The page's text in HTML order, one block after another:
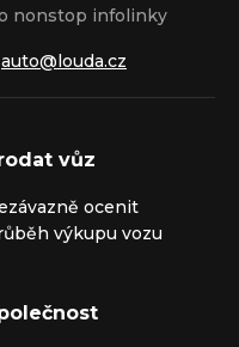
nonstop infolinky
auto@louda.cz
vůz
ocenit
výkupu vozu